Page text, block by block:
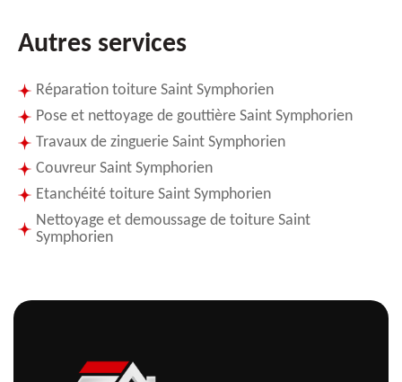
Autres services
Réparation toiture Saint Symphorien
Pose et nettoyage de gouttière Saint Symphorien
Travaux de zinguerie Saint Symphorien
Couvreur Saint Symphorien
Etanchéité toiture Saint Symphorien
Nettoyage et demoussage de toiture Saint
Symphorien